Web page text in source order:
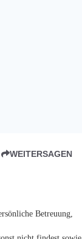
WEITERSAGEN
Betreuung,